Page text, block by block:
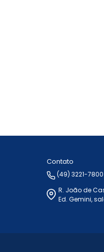
Contato
(49) 3221-7800
R. João de
Ed. Gemini,